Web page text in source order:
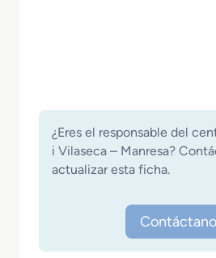
¿Eres el responsable del
i Vilaseca – Manresa?
actualizar esta ficha.